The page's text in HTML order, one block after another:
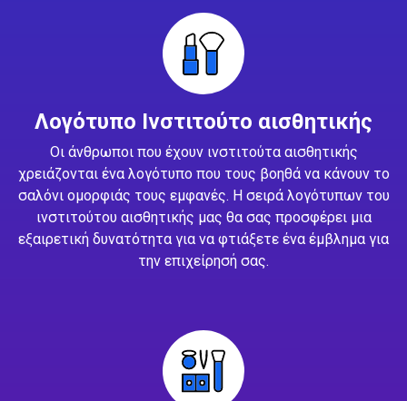
Λογότυπο Ινστιτούτο αισθητικής
Οι άνθρωποι που έχουν ινστιτούτα αισθητικής
χρειάζονται ένα λογότυπο που τους βοηθά να κάνουν το
σαλόνι ομορφιάς τους εμφανές. Η σειρά λογότυπων του
ινστιτούτου αισθητικής μας θα σας προσφέρει μια
εξαιρετική δυνατότητα για να φτιάξετε ένα έμβλημα για
την επιχείρησή σας.